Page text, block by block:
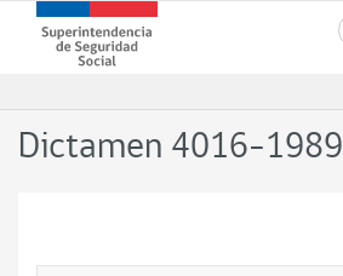
contenido
Superintendencia
de
-
Dictamen 4016-1989